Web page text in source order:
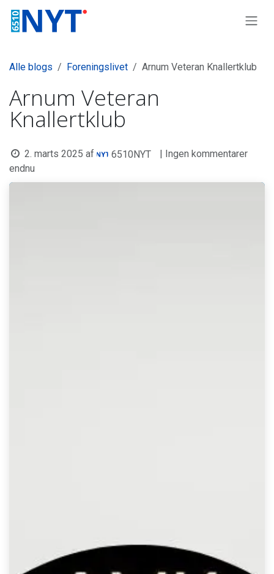
Alle blogs Foreningslivet Arnum Veteran Knallertklub
Arnum Veteran
Knallertklub
2. marts 2025 af 6510NYT
| Ingen kommentarer
endnu